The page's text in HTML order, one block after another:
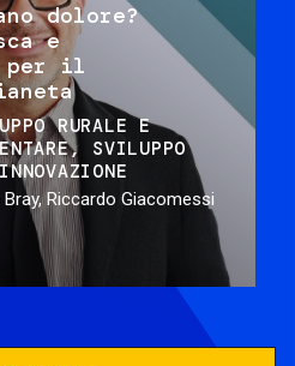
dolore?
e
per il
RURALE E
SVILUPPO
Riccardo Giacomessi